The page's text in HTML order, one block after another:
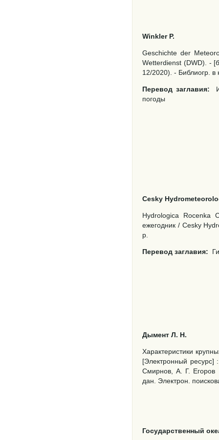
Winkler P.
Geschichte der
Wetterdienst (DWD). -
12/2020). - Библиогр. в
Перевод заглавия:
погоды
Cesky
Hydrologica Rocenka
ежегодник / Cesky
p.
Перевод заглавия:
Дымент Л. Н.
Характеристики
[Электронный
Смирнов, А. Г. Егоров
дан. Электрон.
Государственный